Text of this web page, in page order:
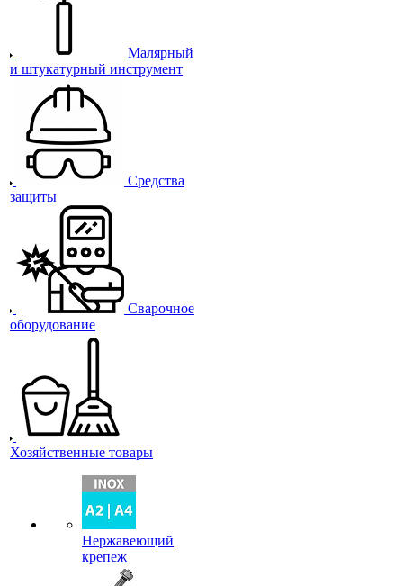
Малярный
и штукатурный инструмент
Средства
защиты
Сварочное
оборудование
Хозяйственные товары
Нержавеющий
крепеж